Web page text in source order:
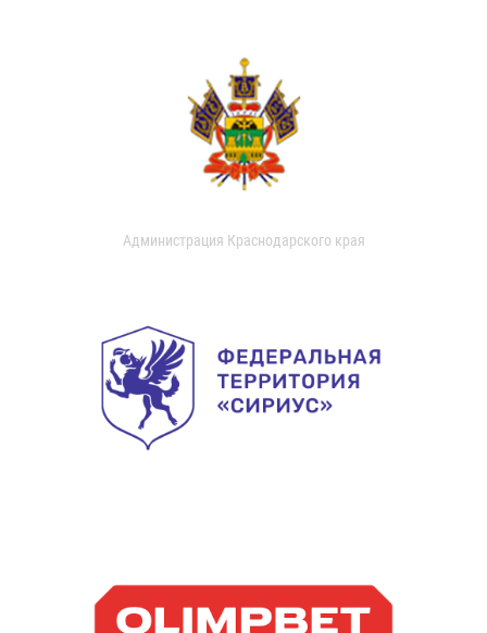
Администрация Краснодарского края